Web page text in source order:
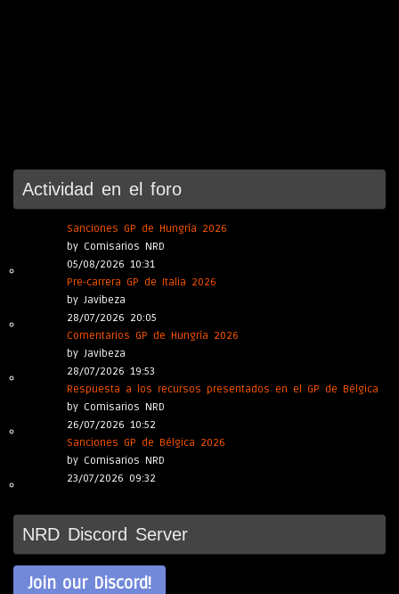
Actividad en el foro
Sanciones GP de Hungría 2026
by Comisarios NRD
05/08/2026 10:31
Pre-carrera GP de Italia 2026
by Javibeza
28/07/2026 20:05
Comentarios GP de Hungría 2026
by Javibeza
28/07/2026 19:53
Respuesta a los recursos presentados en el GP de Bélgica
by Comisarios NRD
26/07/2026 10:52
Sanciones GP de Bélgica 2026
by Comisarios NRD
23/07/2026 09:32
NRD Discord Server
Join our Discord!